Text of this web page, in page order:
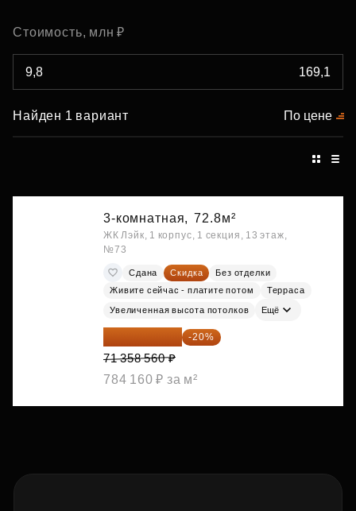
Стоимость, млн ₽
Найден 1 вариант По цене
3-комнатная, 72.8м²
ЖК Лэйк, 1 корпус, 1 секция, 13 этаж,
№73
Сдана Скидка
Без отделки
Живите сейчас - платите потом
Терраса
Увеличенная высота потолков Ещё
57 086 848 ₽ -20%
71 358 560 ₽
784 160 ₽ за м²